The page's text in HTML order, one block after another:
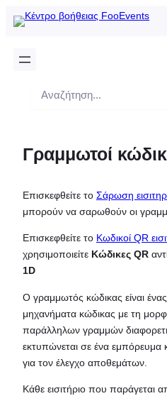
Αναζήτηση
Γραμμωτοί
Επισκεφθείτε το Σάρωση
μπορούν να σαρωθούν οι
Επισκεφθείτε το Κωδικοί QR
χρησιμοποιείτε Κώδικες QR
1D
Ο γραμμωτός κώδικας είναι
μηχανήματα κώδικας με τη
παράλληλων γραμμών
εκτυπώνεται σε ένα εμπόρευμα
για τον έλεγχο αποθεμάτων.
Κάθε εισιτήριο που παράγεται